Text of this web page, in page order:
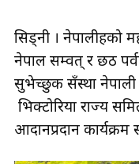
सिड्नी । नेपालीहरुको
नेपाल सम्वत् र छठ
सुभेच्छुक सँस्था नेपाली
भिक्टोरिया राज्य
आदानप्रदान